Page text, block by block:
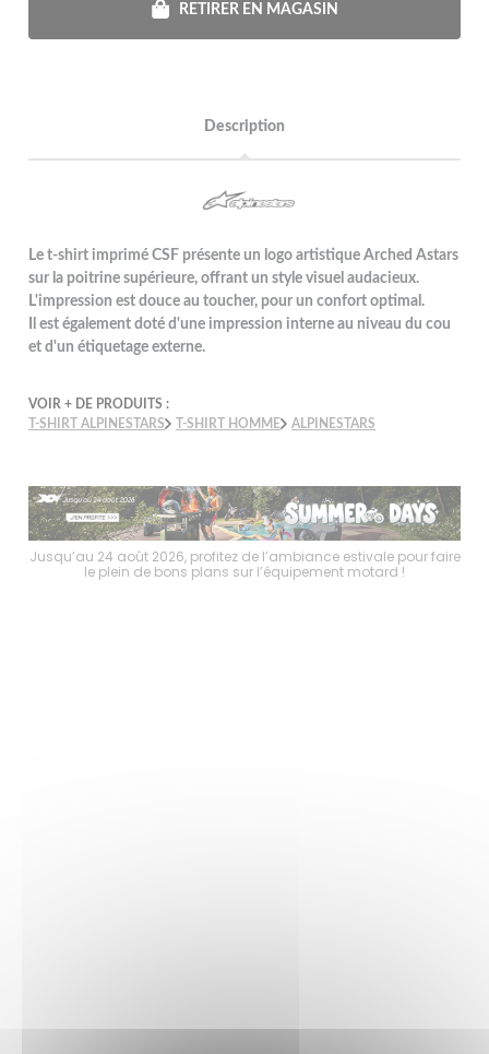
RETIRER EN MAGASIN
Description
Le t-shirt imprimé CSF présente un logo artistique Arched Astars
sur la poitrine supérieure, offrant un style visuel audacieux.
L'impression est douce au toucher, pour un confort optimal.
Il est également doté d'une impression interne au niveau du cou
et d'un étiquetage externe.
VOIR + DE PRODUITS :
T-SHIRT ALPINESTARS
T-SHIRT HOMME ALPINESTARS
Jusqu’au 24 août 2026, profitez de l’ambiance estivale pour faire
le plein de bons plans sur l’équipement motard !